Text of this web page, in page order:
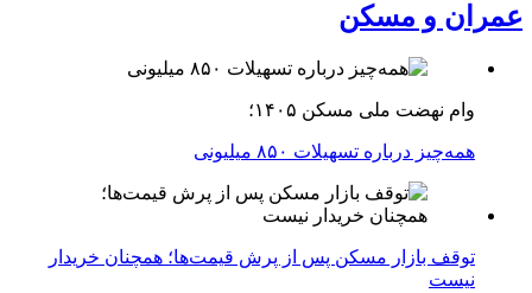
عمران و مسکن
وام نهضت ملی مسکن ۱۴۰۵؛
همه‌چیز درباره تسهیلات ۸۵۰ میلیونی
توقف بازار مسکن پس از پرش قیمت‌ها؛ همچنان خریدار
نیست